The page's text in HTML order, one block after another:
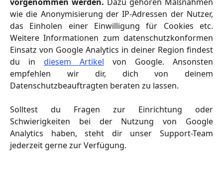
wie die Anonymisierung der IP-Adressen der Nutzer,
das Einholen einer Einwilligung für Cookies etc.
Weitere Informationen zum datenschutzkonformen
Einsatz von Google Analytics in deiner Region findest
du in diesem Artikel von Google. Ansonsten
empfehlen wir dir, dich von deinem
Datenschutzbeauftragten beraten zu lassen.
Solltest du Fragen zur Einrichtung oder
Schwierigkeiten bei der Nutzung von Google
Analytics haben, steht dir unser Support-Team
jederzeit gerne zur Verfügung.